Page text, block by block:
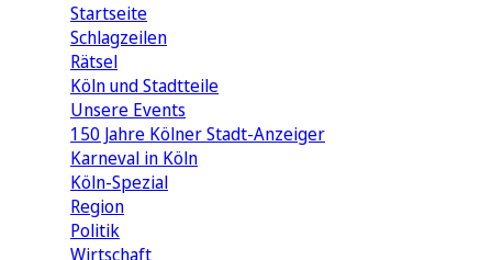
Startseite
Schlagzeilen
Rätsel
Köln und Stadtteile
Unsere Events
150 Jahre Kölner Stadt-Anzeiger
Karneval in Köln
Köln-Spezial
Region
Politik
Wirtschaft